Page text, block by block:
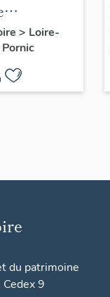
les
avenue
> Loire-
Pornic
du patrimoine
9